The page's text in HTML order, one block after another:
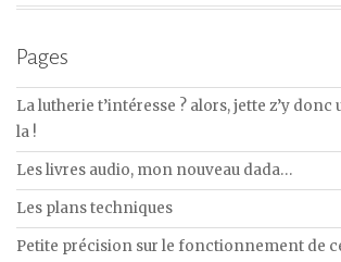
Pages
La lutherie t’intéresse ? alors, jette z’y donc
la !
Les livres audio, mon nouveau dada…
Les plans techniques
Petite précision sur le fonctionnement de